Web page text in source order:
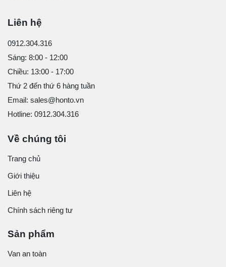
Liên hệ
0912.304.316
Sáng: 8:00 - 12:00
Chiều: 13:00 - 17:00
Thứ 2 đến thứ 6 hàng tuần
Email: sales@honto.vn
Hotline: 0912.304.316
Về chúng tôi
Trang chủ
Giới thiệu
Liên hệ
Chính sách riêng tư
Sản phẩm
Van an toàn